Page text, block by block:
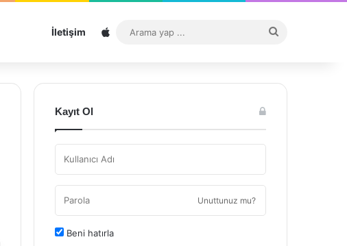
İletişim Sitemap
...
Kayıt Ol
Unuttunuz mu?
Beni hatırla